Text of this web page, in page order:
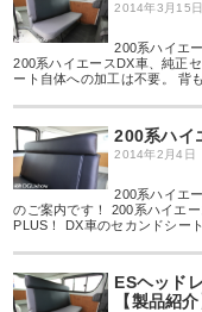
2014年3月15日
200系ハイエ
200系ハイエースDX車、純正
ート自体への加工は不要。 背
200系ハイ
2014年2月4日
200系ハイエ
のご案内です！ 200系ハイエ
PLUS！ DX車のセカンドシー
ESヘッド
【製品紹介